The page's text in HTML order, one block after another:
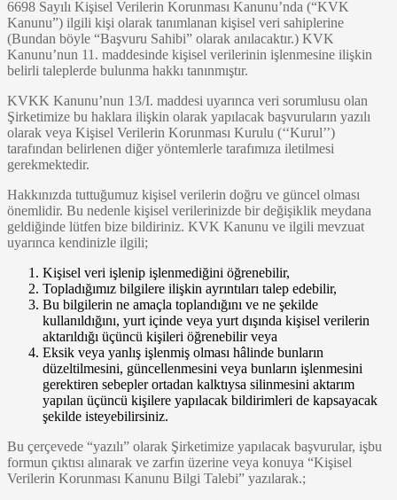
6698 Sayılı Kişisel Verilerin Korunması Kanunu’nda (“KVK
Kanunu”) ilgili kişi olarak tanımlanan kişisel veri sahiplerine
(Bundan böyle “Başvuru Sahibi” olarak anılacaktır.) KVK
Kanunu’nun 11. maddesinde kişisel verilerinin işlenmesine ilişkin
belirli taleplerde bulunma hakkı tanınmıştır.
KVKK Kanunu’nun 13/I. maddesi uyarınca veri sorumlusu olan
Şirketimize bu haklara ilişkin olarak yapılacak başvuruların yazılı
olarak veya Kişisel Verilerin Korunması Kurulu (‘‘Kurul’’)
tarafından belirlenen diğer yöntemlerle tarafımıza iletilmesi
gerekmektedir.
Hakkınızda tuttuğumuz kişisel verilerin doğru ve güncel olması
önemlidir. Bu nedenle kişisel verilerinizde bir değişiklik meydana
geldiğinde lütfen bize bildiriniz. KVK Kanunu ve ilgili mevzuat
uyarınca kendinizle ilgili;
Kişisel veri işlenip işlenmediğini öğrenebilir,
Topladığımız bilgilere ilişkin ayrıntıları talep edebilir,
Bu bilgilerin ne amaçla toplandığını ve ne şekilde
kullanıldığını, yurt içinde veya yurt dışında kişisel verilerin
aktarıldığı üçüncü kişileri öğrenebilir veya
Eksik veya yanlış işlenmiş olması hâlinde bunların
düzeltilmesini, güncellenmesini veya bunların işlenmesini
gerektiren sebepler ortadan kalktıysa silinmesini aktarım
yapılan üçüncü kişilere yapılacak bildirimleri de kapsayacak
şekilde isteyebilirsiniz.
Bu çerçevede “yazılı” olarak Şirketimize yapılacak başvurular, işbu
formun çıktısı alınarak ve zarfın üzerine veya konuya “Kişisel
Verilerin Korunması Kanunu Bilgi Talebi” yazılarak.;